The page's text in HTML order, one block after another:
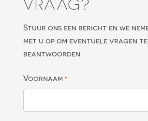
VRAAG?
Stuur ons een bericht en we
met u op om eventuele vragen te
beantwoorden.
Voornaam *